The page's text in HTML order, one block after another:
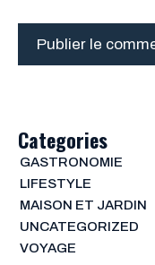
Categories
GASTRONOMIE
LIFESTYLE
MAISON ET JARDIN
UNCATEGORIZED
VOYAGE